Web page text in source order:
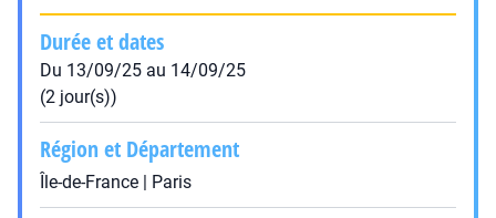
Durée et dates
Du 13/09/25 au 14/09/25
(2 jour(s))
Région et Département
Île-de-France | Paris